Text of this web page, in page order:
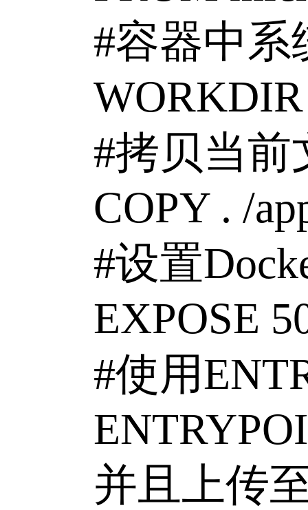
#容器中系
WORKDIR
#拷贝当前文
COPY . /
#设置
EXPOSE
#使用
并且上传至